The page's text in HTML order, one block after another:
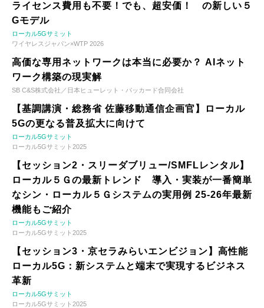
ライセンス費用も不要！でも、超安価！ の新しい５
Gモデル
ローカル5Gサミット
ワイヤレスジャパン×WTP 2026
高価な専用ネットワークは本当に必要か？ AIネット
ワーク構築の現実解
SB C&S株式会社／日本ヒューレット・パッカード合同会社
【基調講演・総務省 佐藤移動通信企画官】ローカル
5Gの更なる普及拡大に向けて
ローカル5Gサミット
ローカル5Gサミット2025
【セッション2・スリーダブリュー/SMFLレンタル】
ローカル５Ｇの最新トレンド 導入・実装が一番簡単
なシン・ローカル５Ｇシステムの実用例 25-26年最新
機能もご紹介
ローカル5Gサミット
ローカル5Gサミット2025
【セッション3・京セラみらいエンビジョン】高性能
ローカル5G：新システムと端末で実現するビジネス
革新
ローカル5Gサミット
ローカル5Gサミット2025